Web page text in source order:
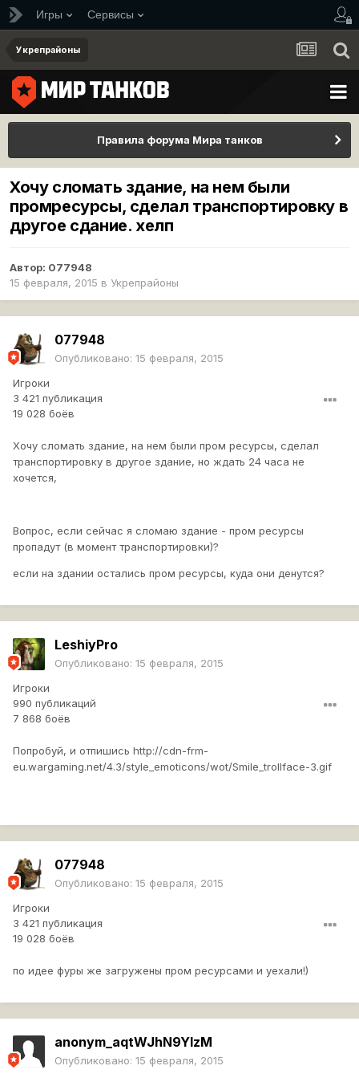
Игры Сервисы
Укрепрайоны
Правила форума Мира танков
Хочу сломать здание, на нем были
промресурсы, сделал транспортировку в
другое сдание. хелп
Автор: 077948
15 февраля, 2015 в Укрепрайоны
077948
Опубликовано: 15 февраля, 2015
Игроки
3 421 публикация
19 028 боёв
Хочу сломать здание, на нем были пром ресурсы, сделал
транспортировку в другое здание, но ждать 24 часа не
хочется,
Вопрос, если сейчас я сломаю здание - пром ресурсы
пропадут (в момент транспортировки)?
если на здании остались пром ресурсы, куда они денутся?
LeshiyPro
Опубликовано: 15 февраля, 2015
Игроки
990 публикаций
7 868 боёв
Попробуй, и отпишись http://cdn-frm-
eu.wargaming.net/4.3/style_emoticons/wot/Smile_trollface-3.gif
077948
Опубликовано: 15 февраля, 2015
Игроки
3 421 публикация
19 028 боёв
по идее фуры же загружены пром ресурсами и уехали!)
anonym_aqtWJhN9YIzM
Опубликовано: 15 февраля, 2015